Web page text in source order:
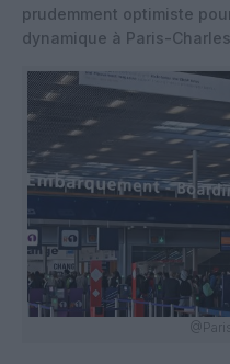
prudemment optimiste
dynamique à Paris-